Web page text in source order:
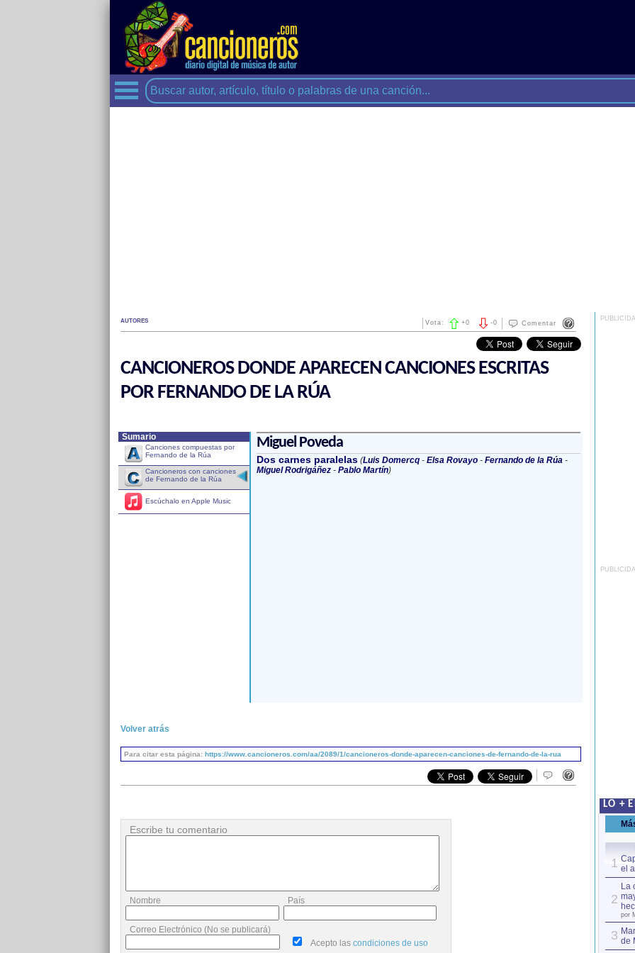
AUTORES Comentar
-0
Vota: +0
CANCIONEROS DONDE APARECEN CANCIONES ESCRITAS
POR FERNANDO DE LA RÚA
Sumario
Canciones compuestas por
Fernando de la Rúa
Cancioneros con canciones
de Fernando de la Rúa
Escúchalo en Apple Music
Miguel Poveda
Dos carnes paralelas (Luis Domercq- Elsa Rovayo- Fernando de la Rúa-
Miguel Rodrigáñez- Pablo Martín)
Volver atrás
Para citar esta página: https://www.cancioneros.com/aa/2089/1/cancioneros-donde-aparecen-canciones-de-fernando-de-la-rua
Escribe tu comentario
Nombre País
Correo Electrónico (No se publicará)
Acepto las condiciones de uso
LO +
1 el
2
La
por
3 de